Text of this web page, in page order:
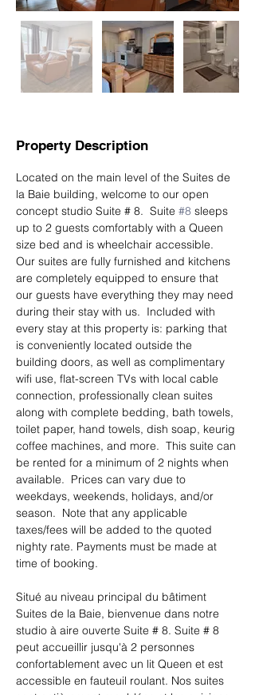
Property Description
Located on the main level of the Suites de
la Baie building, welcome to our open
concept studio Suite # 8.  Suite #8 sleeps
up to 2 guests comfortably with a Queen
size bed and is wheelchair accessible.
Our suites are fully furnished and kitchens
are completely equipped to ensure that
our guests have everything they may need
during their stay with us.  ​Included with
every stay at this property is: parking that
is conveniently located outside the
building doors, as well as complimentary
wifi use, flat-screen TVs with local cable
connection, professionally clean suites
along with complete bedding, bath towels,
toilet paper, hand towels, dish soap, keurig
coffee machines, and more. This suite can
be rented for a minimum of 2 nights when
available.  Prices can vary due to
weekdays, weekends, holidays, and/or
season.  Note that any applicable
taxes/fees will be added to the quoted
nighty rate. Payments must be made at
time of booking.
Situé au niveau principal du bâtiment
Suites de la Baie, bienvenue dans notre
studio à aire ouverte Suite # 8. Suite # 8
peut accueillir jusqu'à 2 personnes
confortablement avec un lit Queen et est
accessible en fauteuil roulant. Nos suites